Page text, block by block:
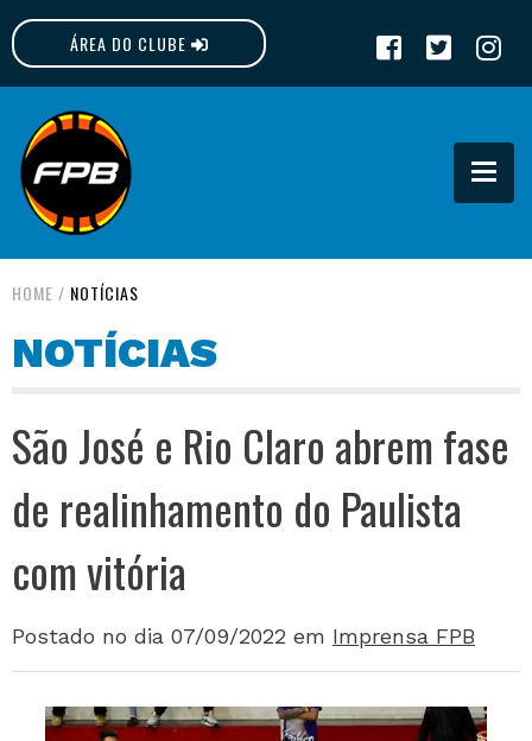
ÁREA DO CLUBE
FPB
HOME / NOTÍCIAS
NOTÍCIAS
São José e Rio Claro abrem fase
de realinhamento do Paulista
com vitória
Postado no dia 07/09/2022 em Imprensa FPB